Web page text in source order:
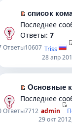
е
т
и
п
е
список
Последнее
Ответы: 7
Ответы10607 Triss
28 апр
р
Основные
Последнее
Ответы7712 admin
29 окт